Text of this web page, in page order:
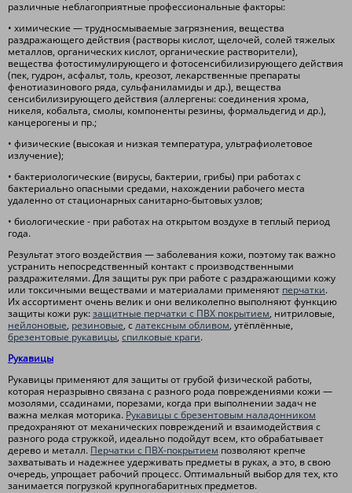
различные неблагоприятные профессиональные факторы:
• химические — трудносмываемые загрязнения, вещества
раздражающего действия (растворы кислот, щелочей, солей тяжелых
металлов, органических кислот, органические растворители),
вещества фотостимулирующего и фотосенсибилизирующего действия
(пек, гудрон, асфальт, толь, креозот, лекарственные препараты
фенотиазинового ряда, сульфаниламиды и др.), вещества
сенсибилизирующего действия (аллергены: соединения хрома,
никеля, кобальта, смолы, компоненты резины, формальдегид и др.),
канцерогены и пр.;
• физические (высокая и низкая температура, ультрафиолетовое
излучение);
• бактериологические (вирусы, бактерии, грибы) при работах с
бактериально опасными средами, нахождении рабочего места
удаленно от стационарных санитарно-бытовых узлов;
• биологические - при работах на открытом воздухе в теплый период
года.
Результат этого воздействия — заболевания кожи, поэтому так важно
устранить непосредственный контакт с производственными
раздражителями. Для защиты рук при работе с раздражающими кожу
или токсичными веществами и материалами применяют перчатки.
Их ассортимент очень велик и они великолепно выполняют функцию
защиты кожи рук:защитные перчатки с ПВХ покрытием, нитриловые,
нейлоновые, резиновые, слатексным обливом, утёплённые,
брезентовые рукавицы, спилковые краги.
Рукавицы
Рукавицы применяют для защиты от грубой физической работы,
которая неразрывно связана с разного рода повреждениями кожи —
мозолями, ссадинами, порезами, когда при выполнении задач не
важна мелкая моторика. Рукавицы с брезентовым наладонником
предохраняют от механических повреждений и взаимодействия с
разного рода стружкой, идеально подойдут всем, кто обрабатывает
дерево и металл. Перчатки с ПВХ-покрытием позволяют крепче
захватывать и надежнее удерживать предметы в руках, а это, в свою
очередь, упрощает рабочий процесс. Оптимальный выбор для тех, кто
занимается погрузкой крупногабаритных предметов.